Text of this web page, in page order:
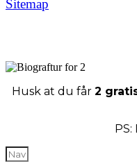
Sitemap
Husk at du får 2